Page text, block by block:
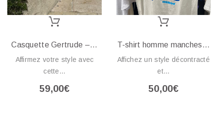
Casquette Gertrude –...
Affirmez votre style avec
cette...
59,00€
T-shirt homme manches...
Affichez un style décontracté
et...
50,00€